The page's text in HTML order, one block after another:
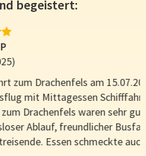
begeistert:
am 15.07.2025
Schifffahrt und
waren sehr gut organisiert.
Busfahrer und
schmeckte auch.